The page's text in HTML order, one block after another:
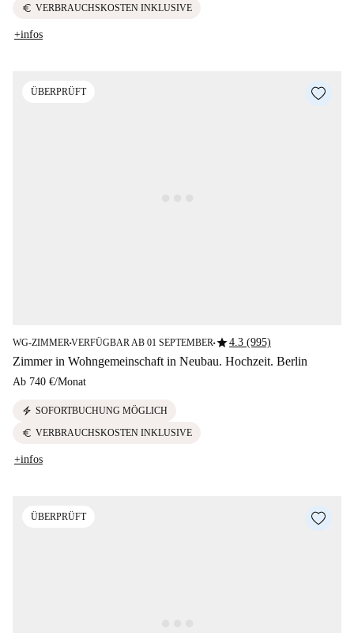
euro VERBRAUCHSKOSTEN INKLUSIVE
+infos
ÜBERPRÜFT
WG-ZIMMER■VERFÜGBAR AB 01 SEPTEMBER■star4.3 (995)
Zimmer in Wohngemeinschaft in Neubau. Hochzeit. Berlin
Ab 740 €/Monat
electric_bolt SOFORTBUCHUNG MÖGLICH
euro VERBRAUCHSKOSTEN INKLUSIVE
+infos
ÜBERPRÜFT